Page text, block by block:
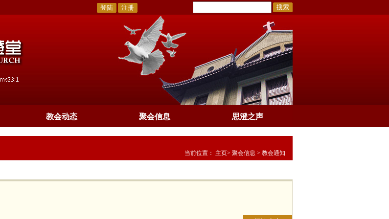
登陆 注册 搜索
教会动态 聚会信息 思澄之声
当前位置： 主页> 聚会信息 > 教会通知